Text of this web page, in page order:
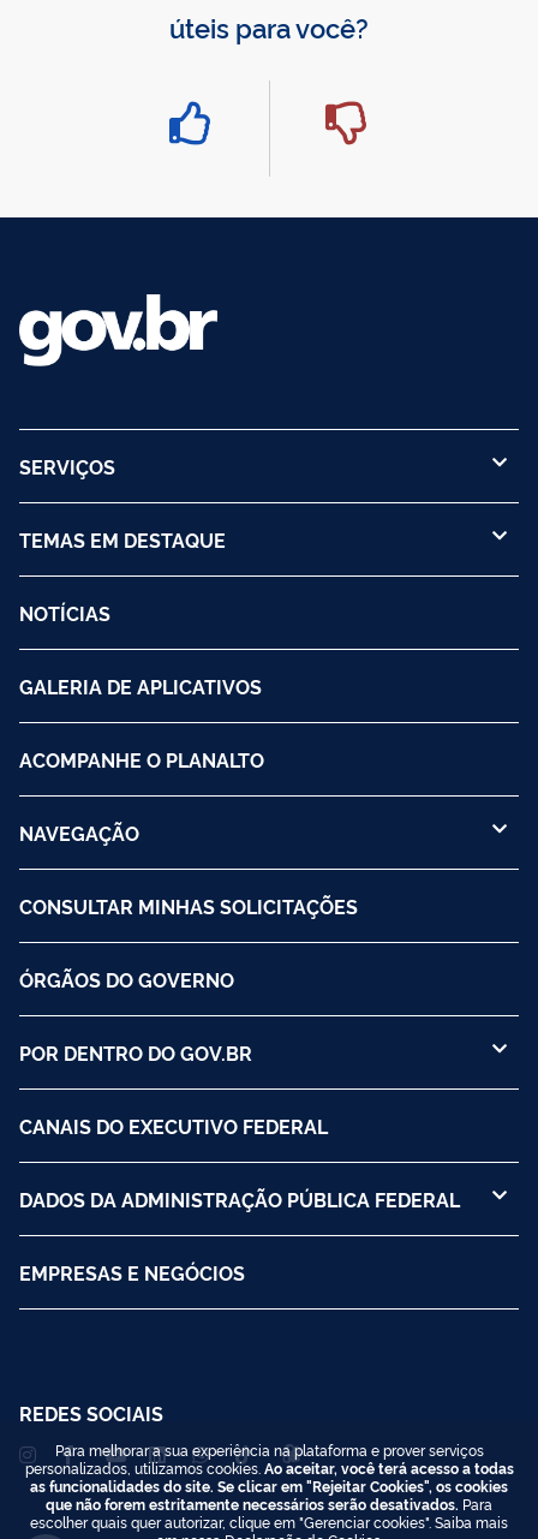
úteis para você?
SERVIÇOS
TEMAS EM DESTAQUE
NOTÍCIAS
GALERIA DE APLICATIVOS
ACOMPANHE O PLANALTO
NAVEGAÇÃO
CONSULTAR MINHAS SOLICITAÇÕES
ÓRGÃOS DO GOVERNO
POR DENTRO DO GOV.BR
CANAIS DO EXECUTIVO FEDERAL
DADOS DA ADMINISTRAÇÃO PÚBLICA FEDERAL
EMPRESAS E NEGÓCIOS
REDES SOCIAIS
Para melhorar a sua experiência na plataforma e prover serviços
personalizados, utilizamos cookies. Ao aceitar, você terá acesso a todas
as funcionalidades do site. Se clicar em "Rejeitar Cookies", os cookies
que não forem estritamente necessários serão desativados. Para
escolher quais quer autorizar, clique em "Gerenciar cookies". Saiba mais